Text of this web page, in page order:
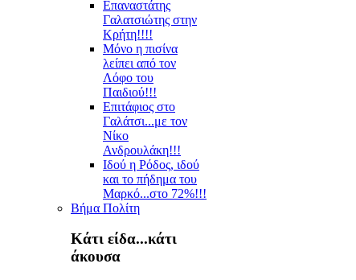
Επαναστάτης
Γαλατσιώτης στην
Κρήτη!!!!
Μόνο η πισίνα
λείπει από τον
Λόφο του
Παιδιού!!!
Επιτάφιος στο
Γαλάτσι...με τον
Νίκο
Ανδρουλάκη!!!
Ιδού η Ρόδος, ιδού
και το πήδημα του
Μαρκό...στο 72%!!!
Βήμα Πολίτη
Κάτι είδα...κάτι
άκουσα